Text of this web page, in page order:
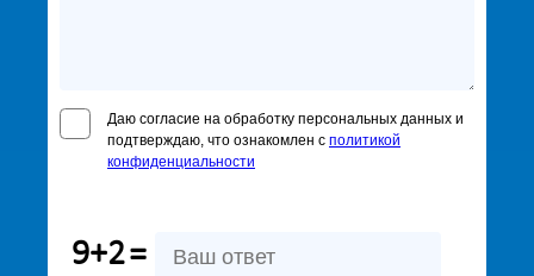
Даю согласие на обработку персональных данных и
подтверждаю, что ознакомлен с политикой
конфиденциальности
9+2=